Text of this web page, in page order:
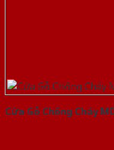
Cửa Gỗ Chống Cháy